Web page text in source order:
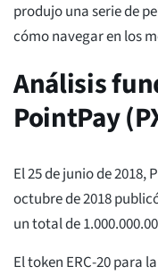
produjo una serie de
cómo navegar en los
Análisis
PointPay
El 25 de junio de 2018,
octubre de 2018
un total de
El token ERC-20 para